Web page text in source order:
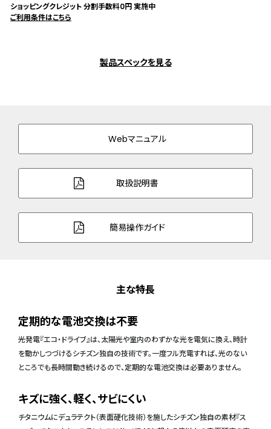
ショッピングクレジット 分割手数料0円 実施中
ご利用条件はこちら
製品スペックを見る
Webマニュアル
取扱説明書
簡易操作ガイド
主な特長
定期的な電池交換は不要
光発電『エコ・ドライブ』は、太陽光や室内のわずかな光を電気に換え、時計
を動かしつづけるシチズン独自の技術です。一度フル充電すれば、光のない
ところでも長時間動き続けるので、定期的な電池交換は必要ありません。
キズに強く、軽く、サビにくい
チタニウムにデュラテクト（表面硬化技術）を施したシチズン独自の素材『ス